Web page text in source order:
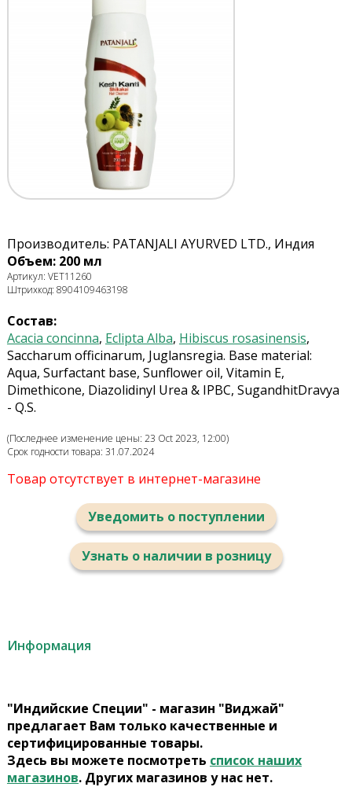
Производитель: PATANJALI AYURVED LTD., Индия
Объем: 200 мл
Артикул: VET11260
Штрихкод: 8904109463198
Состав:
Acacia concinna, Eclipta Alba, Hibiscus rosasinensis,
Saccharum officinarum, Juglansregia. Base material:
Aqua, Surfactant base, Sunflower oil, Vitamin E,
Dimethicone, Diazolidinyl Urea & IPBC, SugandhitDravya
- Q.S.
(Последнее изменение цены: 23 Oct 2023, 12:00)
Срок годности товара: 31.07.2024
Товар отсутствует в интернет-магазине
Уведомить о поступлении
Узнать о наличии в розницу
Информация
"Индийские Специи" - магазин "Виджай"
предлагает Вам только качественные и
сертифицированные товары.
Здесь вы можете посмотреть список наших
магазинов. Других магазинов у нас нет.